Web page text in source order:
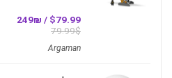
$79.99 / 249₪
79.99$
Argaman